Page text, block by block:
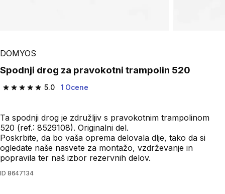
DOMYOS
Spodnji drog za pravokotni trampolin 520
5.0
5.0 od 5 zvezdic from 1 ocene
1 Ocene
Ta spodnji drog je združljiv s pravokotnim trampolinom
520 (ref.: 8529108). Originalni del.
Poskrbite, da bo vaša oprema delovala dlje, tako da si
ogledate naše nasvete za montažo, vzdrževanje in
popravila ter naš izbor rezervnih delov.
ID 8647134